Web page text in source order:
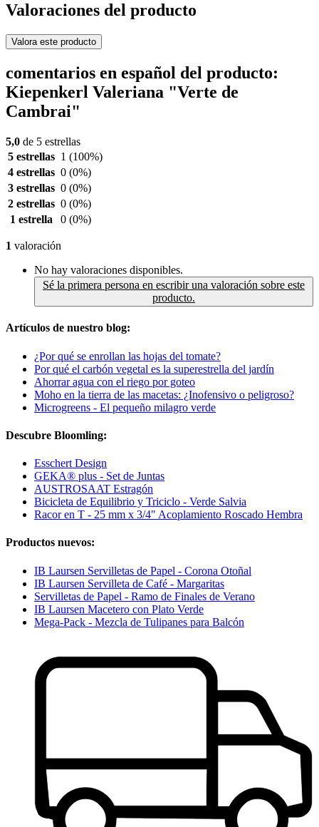
Valoraciones del producto
Valora este producto
comentarios en español del producto:
Kiepenkerl Valeriana "Verte de
Cambrai"
5,0 de 5 estrellas
5 estrellas 1 (100%)
4 estrellas 0 (0%)
3 estrellas 0 (0%)
2 estrellas 0 (0%)
1 estrella
0 (0%)
1 valoración
No hay valoraciones disponibles.
Sé la primera persona en escribir una valoración sobre este
producto.
Artículos de nuestro blog:
¿Por qué se enrollan las hojas del tomate?
Por qué el carbón vegetal es la superestrella del jardín
Ahorrar agua con el riego por goteo
Moho en la tierra de las macetas: ¿Inofensivo o peligroso?
Microgreens - El pequeño milagro verde
Descubre Bloomling:
Esschert Design
GEKA® plus - Set de Juntas
AUSTROSAAT Estragón
Bicicleta de Equilibrio y Triciclo - Verde Salvia
Racor en T - 25 mm x 3/4" Acoplamiento Roscado Hembra
Productos nuevos:
IB Laursen Servilletas de Papel - Corona Otoñal
IB Laursen Servilleta de Café - Margaritas
Servilletas de Papel - Ramo de Finales de Verano
IB Laursen Macetero con Plato Verde
Mega-Pack - Mezcla de Tulipanes para Balcón